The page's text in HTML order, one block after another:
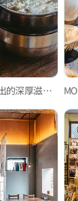
用名品機張海帶煮出的深厚滋味「國寶海帶總店」